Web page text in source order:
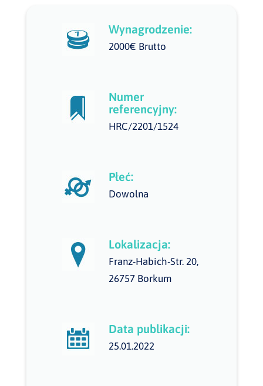
Wynagrodzenie:
2000€ Brutto
Numer
referencyjny:
HRC/2201/1524
Płeć:
Dowolna
Lokalizacja:
Franz-Habich-Str. 20,
26757 Borkum
Data publikacji:
25.01.2022